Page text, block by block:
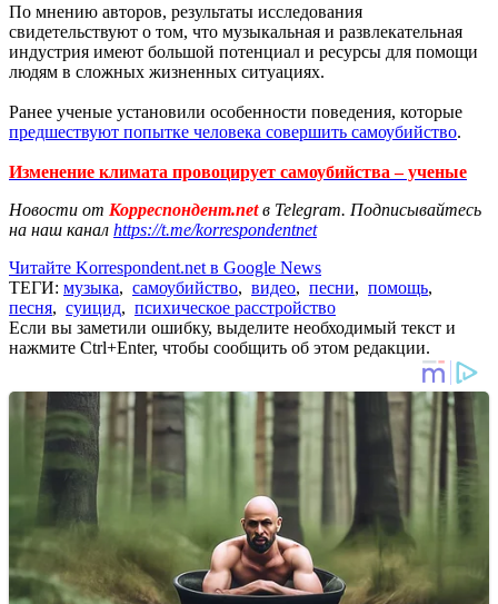
По мнению авторов, результаты исследования
свидетельствуют о том, что музыкальная и развлекательная
индустрия имеют большой потенциал и ресурсы для помощи
людям в сложных жизненных ситуациях.
Ранее ученые установили особенности поведения, которые
предшествуют попытке человека совершить самоубийство.
Изменение климата провоцирует самоубийства – ученые
Новости от Корреспондент.netв Telegram. Подписывайтесь
на наш канал https://t.me/korrespondentnet
Читайте Korrespondent.net в Google News
ТЕГИ: музыка, самоубийство, видео, песни, помощь,
песня, суицид, психическое расстройство
Если вы заметили ошибку, выделите необходимый текст и
нажмите Ctrl+Enter, чтобы сообщить об этом редакции.